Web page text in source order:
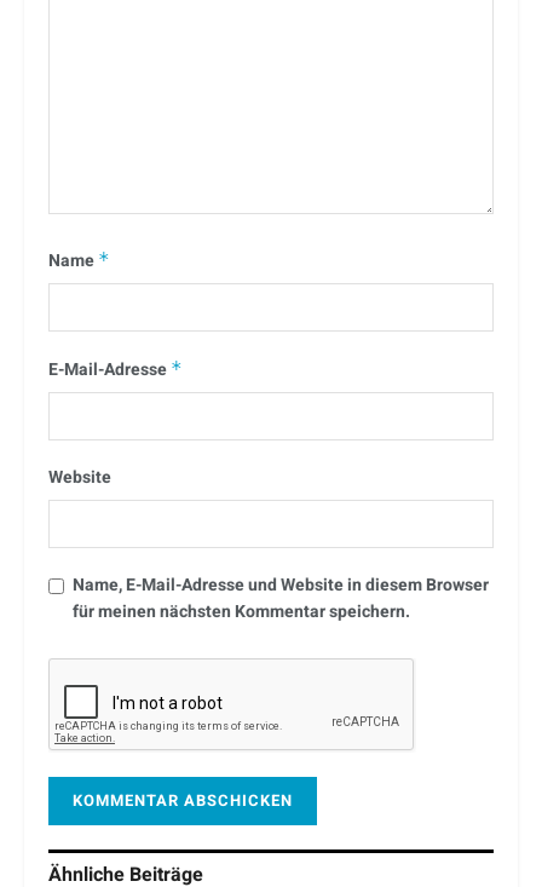
Name *
E-Mail-Adresse *
Website
Name, E-Mail-Adresse und Website in diesem Browser
für meinen nächsten Kommentar speichern.
Ähnliche Beiträge